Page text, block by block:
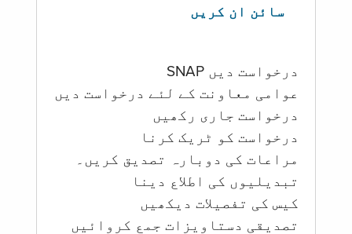
سائن ان کریں
درخواست دیں SNAP
عوامی معاونت کے لئے درخواست دیں
درخواست جاری رکھیں
درخواست کو ٹریک کرنا
مراعات کی دوبارہ تصدیق کریں۔
تبدیلیوں کی اطلاع دینا
کیس کی تفصیلات دیکھیں
تصدیقی دستاویزات جمع کروائیں